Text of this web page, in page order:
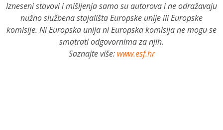
Izneseni stavovi i mišljenja samo su autorova i ne odražavaju
nužno službena stajališta Europske unije ili Europske
komisije. Ni Europska unija ni Europska komisija ne mogu se
smatrati odgovornima za njih.
Saznajte više: www.esf.hr